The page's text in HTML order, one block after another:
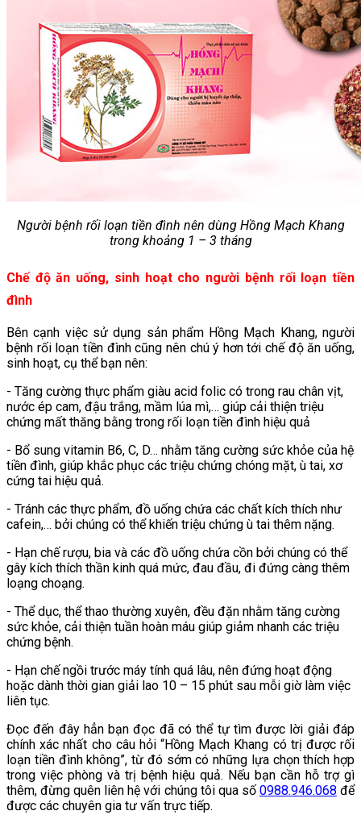
Người bệnh rối loạn tiền đình nên dùng Hồng Mạch Khang
trong khoảng 1 – 3 tháng
Chế độ ăn uống, sinh hoạt cho người bệnh rối loạn tiền
đình
Bên cạnh việc sử dụng sản phẩm Hồng Mạch Khang, người
bệnh rối loạn tiền đình cũng nên chú ý hơn tới chế độ ăn uống,
sinh hoạt, cụ thể bạn nên:
- Tăng cường thực phẩm giàu acid folic có trong rau chân vịt,
nước ép cam, đậu trắng, mầm lúa mì,… giúp cải thiện triệu
chứng mất thăng bằng trong rối loạn tiền đình hiệu quả
- Bổ sung vitamin B6, C, D… nhằm tăng cường sức khỏe của hệ
tiền đình, giúp khắc phục các triệu chứng chóng mặt, ù tai, xơ
cứng tai hiệu quả.
- Tránh các thực phẩm, đồ uống chứa các chất kích thích như
cafein,… bởi chúng có thể khiến triệu chứng ù tai thêm nặng.
- Hạn chế rượu, bia và các đồ uống chứa cồn bởi chúng có thể
gây kích thích thần kinh quá mức, đau đầu, đi đứng càng thêm
loạng choạng.
- Thể dục, thể thao thường xuyên, đều đặn nhằm tăng cường
sức khỏe, cải thiện tuần hoàn máu giúp giảm nhanh các triệu
chứng bệnh.
- Hạn chế ngồi trước máy tính quá lâu, nên đứng hoạt động
hoặc dành thời gian giải lao 10 – 15 phút sau mỗi giờ làm việc
liên tục.
Đọc đến đây hẳn bạn đọc đã có thể tự tìm được lời giải đáp
chính xác nhất cho câu hỏi “Hồng Mạch Khang có trị được rối
loạn tiền đình không”, từ đó sớm có những lựa chọn thích hợp
trong việc phòng và trị bệnh hiệu quả. Nếu bạn cần hỗ trợ gì
thêm, đừng quên liên hệ với chúng tôi qua số 0988.946.068 để
được các chuyên gia tư vấn trực tiếp.